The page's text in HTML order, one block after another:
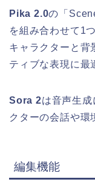
Pika 2.0の「
を組み合わせて1
キャラクターと背
ティブな表現に最
Sora 2は音声生
クターの会話や環
編集機能